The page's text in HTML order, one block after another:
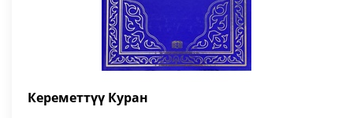
Кереметтүү Куран